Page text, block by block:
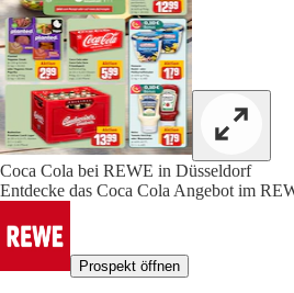
Coca Cola bei REWE in Düsseldorf
Entdecke das Coca Cola Angebot im
Prospekt öffnen